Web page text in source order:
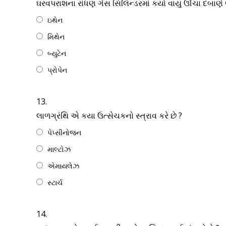
ઘરવપરાશના રાંધણ ગેસ સિલિન્ડરમાં કયો વાયુ ઊંચા
ઇથેન
મિથેન
બ્યુટેન
પ્રોપેન
13.
લાળગ્રંથિ એ કયા ઉત્સેચકનો સ્ત્રાવ કરે છે ?
પેપ્સીનોજન
માલ્ટોઝ
એમાયલેઝ
સ્ટાર્ચ
14.